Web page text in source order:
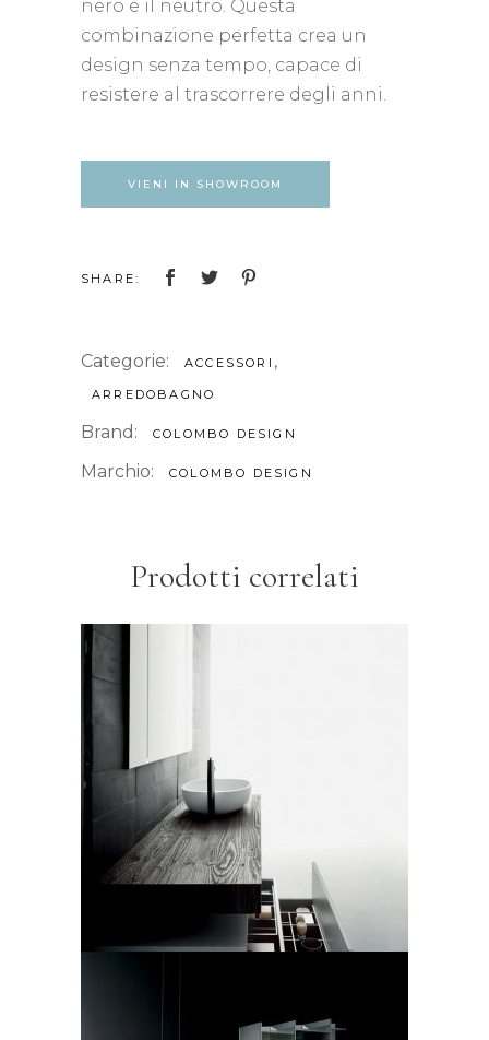
nero e il neutro. Questa
combinazione perfetta crea un
design senza tempo, capace di
resistere al trascorrere degli anni.
VIENI IN SHOWROOM
SHARE:
Categorie: ACCESSORI ,
ARREDOBAGNO
Brand: COLOMBO DESIGN
Marchio: COLOMBO DESIGN
Prodotti correlati
Boffi, sistema bagno modello
LEGGI TUTTO